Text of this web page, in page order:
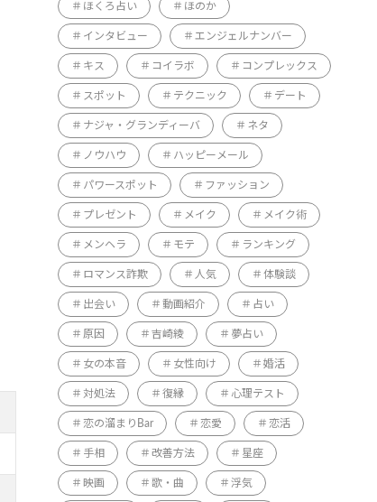
ほくろ占い ほのか
インタビュー エンジェルナンバー
キス コイラボ コンプレックス
スポット テクニック デート
ナジャ・グランディーバ ネタ
ノウハウ ハッピーメール
パワースポット ファッション
プレゼント メイク メイク術
メンヘラ モテ ランキング
ロマンス詐欺 人気 体験談
出会い 動画紹介 占い
原因 吉崎綾 夢占い
女の本音 女性向け 婚活
対処法 復縁 心理テスト
恋の溜まりBar 恋愛 恋活
手相 改善方法 星座
映画 歌・曲 浮気